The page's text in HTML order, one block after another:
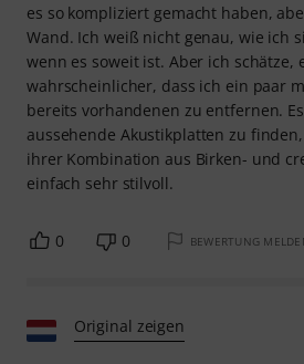
es so kompliziert gemacht haben,
Wand. Ich weiß nicht genau, wie ich
wenn es soweit ist. Aber ich schätze,
wahrscheinlicher, dass ich ein paar
bereits vorhandenen zu entfernen.
aussehende Akustikplatten zu
ihrer Kombination aus Birken- und
einfach sehr stilvoll.
0 0 BEWERTUNG
Original zeigen